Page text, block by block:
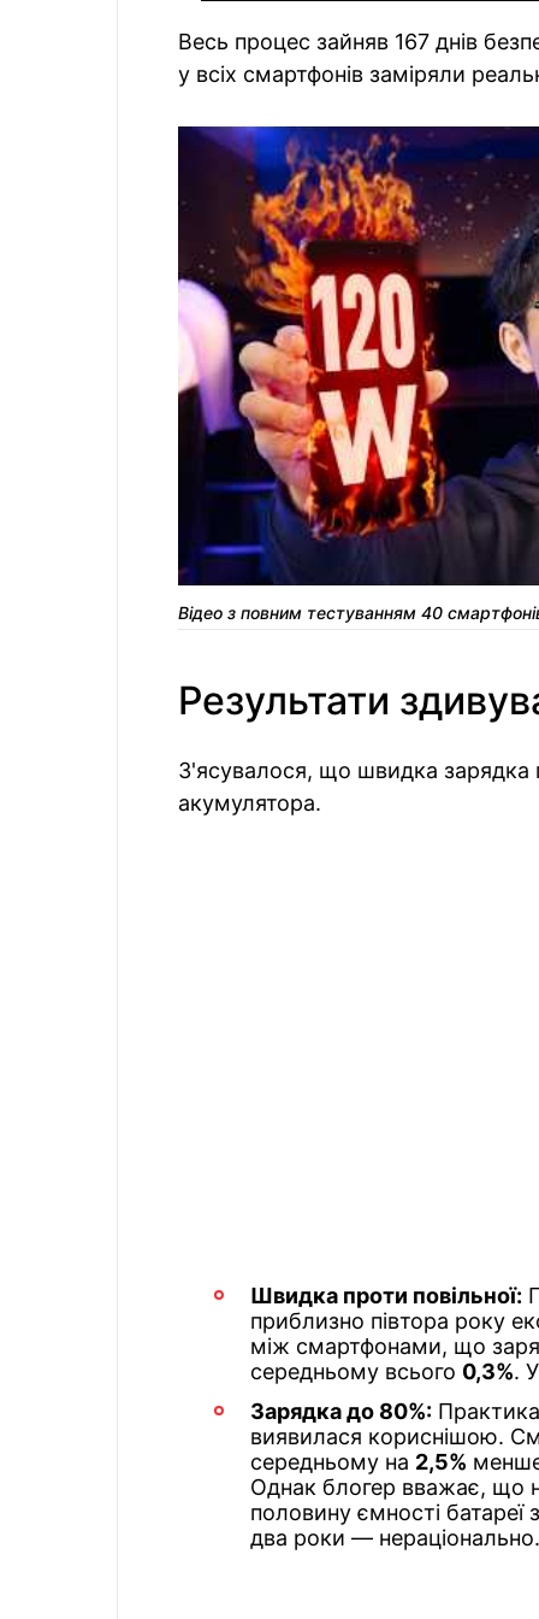
Весь процес зайняв 167 днів
у всіх смартфонів заміряли
Відео з повним тестуванням 40
Результати
З'ясувалося, що швидка зарядка
акумулятора.
Швидка проти повільної:
приблизно півтора року
між смартфонами, що
середньому всього 0,3%.
Зарядка до 80%:
виявилася кориснішою.
середньому на 2,5%
Однак блогер вважає, що
половину ємності
два роки — нераціонально.